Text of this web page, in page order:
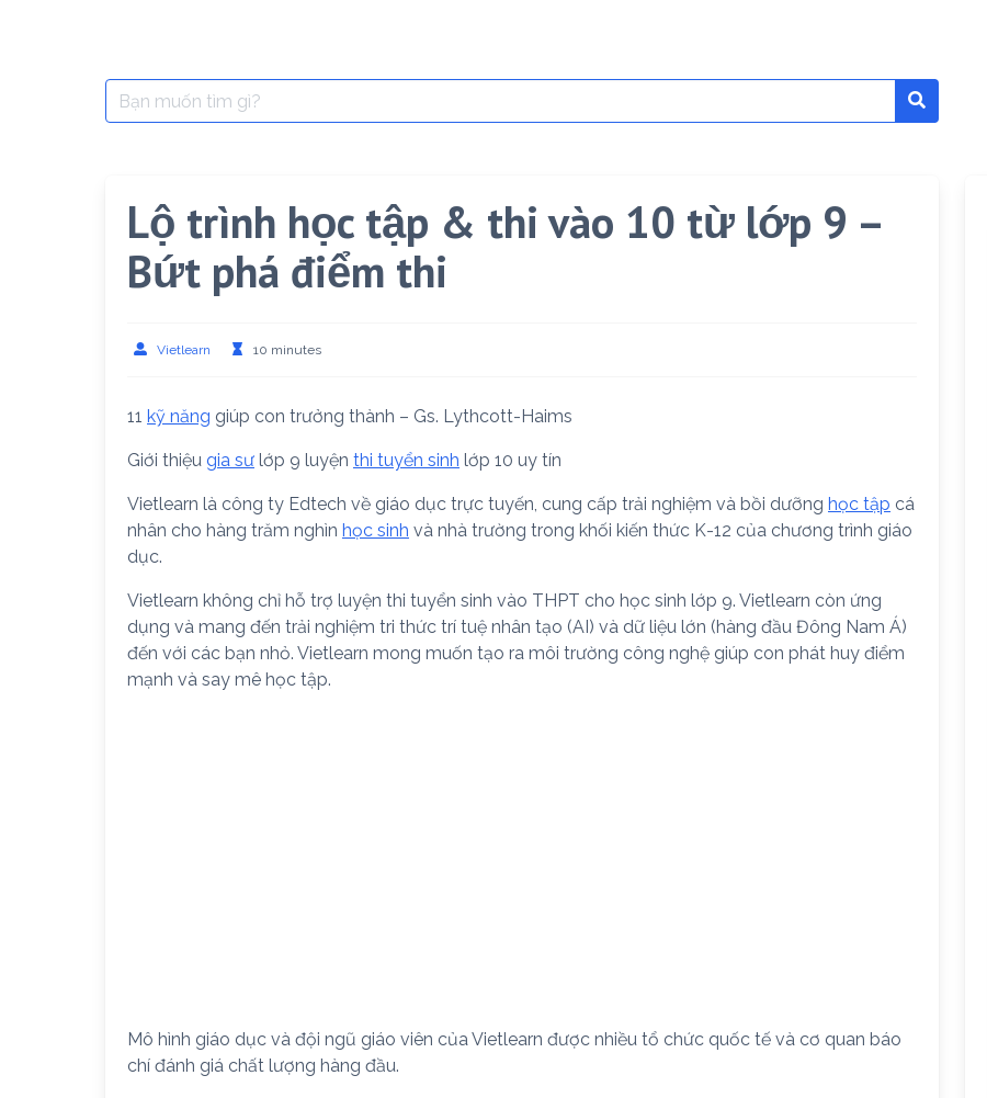
Search
for:
Lộ trình học tập & thi vào 10 từ lớp 9 –
Bứt phá điểm thi
Vietlearn 10 minutes
11 kỹ năng giúp con trưởng thành – Gs. Lythcott-Haims
Giới thiệu gia sư lớp 9 luyện thi tuyển sinh lớp 10 uy tín
Vietlearn là công ty Edtech về giáo dục trực tuyến, cung cấp trải nghiệm và bồi dưỡng học tập cá
nhân cho hàng trăm nghìn học sinh và nhà trường trong khối kiến thức K-12 của chương trình giáo
dục.
Vietlearn không chỉ hỗ trợ luyện thi tuyển sinh vào THPT cho học sinh lớp 9. Vietlearn còn ứng
dụng và mang đến trải nghiệm tri thức trí tuệ nhân tạo (AI) và dữ liệu lớn (hàng đầu Đông Nam Á)
đến với các bạn nhỏ. Vietlearn mong muốn tạo ra môi trường công nghệ giúp con phát huy điểm
mạnh và say mê học tập.
Mô hình giáo dục và đội ngũ giáo viên của Vietlearn được nhiều tổ chức quốc tế và cơ quan báo
chí đánh giá chất lượng hàng đầu.